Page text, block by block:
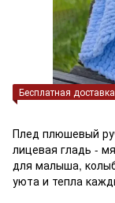
Бесплатная доставка
Плед плюшевый
лицевая гладь -
для малыша,
уюта и тепла